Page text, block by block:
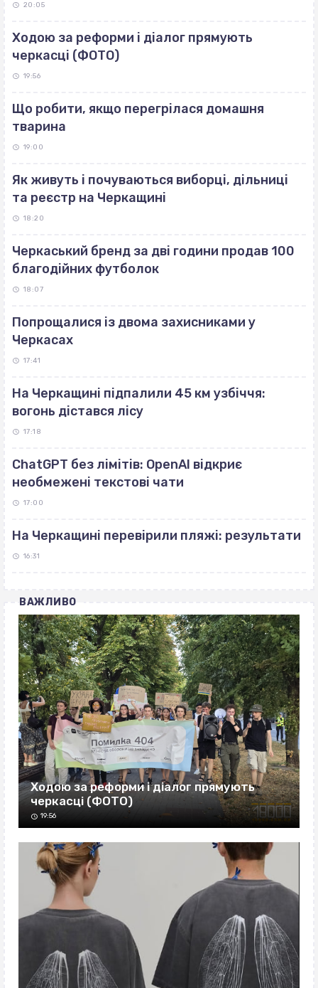
20:05
Ходою за реформи і діалог прямують
черкасці (ФОТО)
19:56
Що робити, якщо перегрілася домашня
тварина
19:00
Як живуть і почуваються виборці, дільниці
та реєстр на Черкащині
18:20
Черкаський бренд за дві години продав 100
благодійних футболок
18:07
Попрощалися із двома захисниками у
Черкасах
17:41
На Черкащині підпалили 45 км узбіччя:
вогонь дістався лісу
17:18
ChatGPT без лімітів: OpenAI відкриє
необмежені текстові чати
17:00
На Черкащині перевірили пляжі: результати
16:31
ВАЖЛИВО
Ходою за реформи і діалог прямують
черкасці (ФОТО)
19:56